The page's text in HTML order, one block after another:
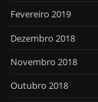
Fevereiro 2019
Dezembro 2018
Novembro 2018
Outubro 2018